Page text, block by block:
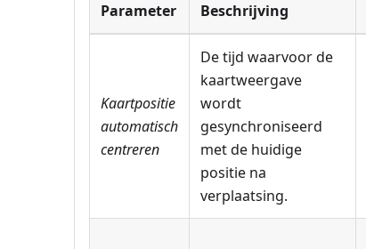
Parameter Beschrijving
Kaartpositie
automatisch
centreren
De tijd waarvoor de
kaartweergave
wordt
gesynchroniseerd
met de huidige
positie na
verplaatsing.